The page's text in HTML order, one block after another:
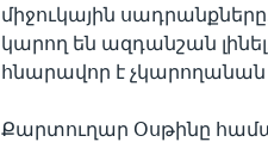
միջուկային
կարող են ազդանշան
հնարավոր է չկարողանան
Քարտուղար Օսթինը